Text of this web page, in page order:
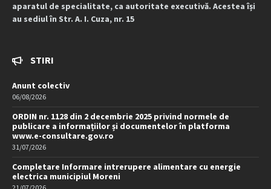
aparatul de specialitate, ca autoritate executivă. Acestea își
au sediul în Str. A. I. Cuza, nr. 15
STIRI
Anunt colectiv
06/08/2026
ORDIN nr. 1128 din 2 decembrie 2025 privind normele de
publicare a informațiilor și documentelor în platforma
www.e-consultare.gov.ro
31/07/2026
Completare Informare intrerupere alimentare cu energie
electrica municipiul Moreni